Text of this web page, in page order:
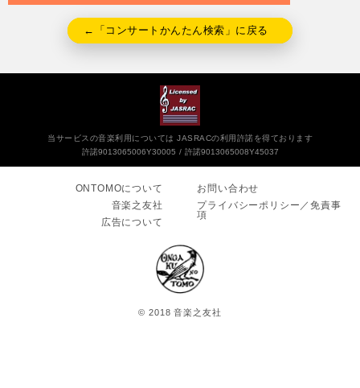
←「コンサートかんたん検索」に戻る
当サービスの音楽利用については JASRACの利用許諾を得ております
許諾9013065006Y30005
許諾9013065008Y45037
ONTOMOについて
音楽之友社
広告について
お問い合わせ
プライバシーポリシー／免責事
項
© 2018 音楽之友社